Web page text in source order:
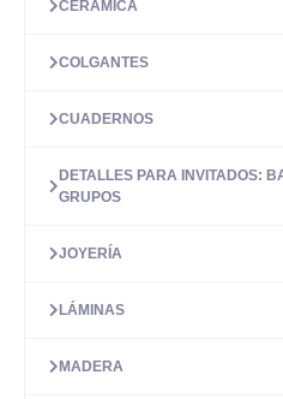
CERÁMICA
COLGANTES
CUADERNOS
DETALLES PARA INVITADOS:
GRUPOS
JOYERÍA
LÁMINAS
MADERA